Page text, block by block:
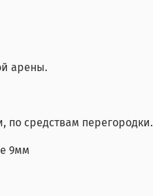
арены.
по средствам перегородки.
9мм